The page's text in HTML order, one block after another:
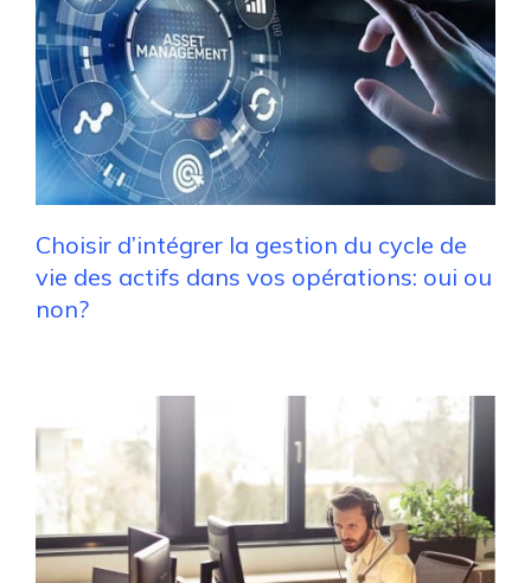
Choisir d’intégrer la gestion du cycle de
vie des actifs dans vos opérations: oui ou
non?